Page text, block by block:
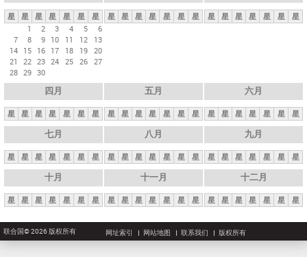
星 星 星 星 星 星
星
1
2 3 4 5
6
7
8 9 10 11 12
13
14 15 16 17 18 19 20
21
22 23 24 25 26 27
28 29 30
星 星 星 星 星 星 星 星 星 星 星 星 星 星
四月
星 星 星 星 星 星 星
五月
星 星 星 星 星 星 星
六月
星 星 星 星 星 星 星
七月
星 星 星 星 星 星 星
八月
星 星 星 星 星 星 星
九月
星 星 星 星 星 星 星
十月
星 星 星 星 星 星 星
十一月
星 星 星 星 星 星 星
十二月
星 星 星 星 星 星 星
联合国© 2026 版权所有 网址索引 网站地图 联系我们 版权所有